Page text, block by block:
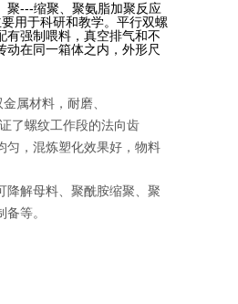
聚---缩聚、聚氨脂加聚反应
用于科研和教学。平行双螺
有强制喂料，真空排气和不
在同一箱体之内，外形尺
属材料，耐磨、
了螺纹工作段的法向齿
，混炼塑化效果好，物料
降解母料、聚酰胺缩聚、聚
等。